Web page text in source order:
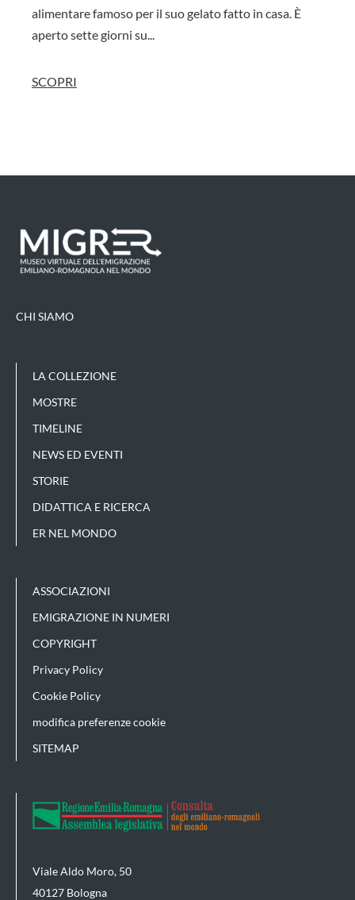
alimentare famoso per il suo gelato fatto in casa. È
aperto sette giorni su...
SCOPRI
CHI SIAMO
LA COLLEZIONE
MOSTRE
TIMELINE
NEWS ED EVENTI
STORIE
DIDATTICA E RICERCA
ER NEL MONDO
ASSOCIAZIONI
EMIGRAZIONE IN NUMERI
COPYRIGHT
Privacy Policy
Cookie Policy
modifica preferenze cookie
SITEMAP
Viale Aldo Moro, 50
40127 Bologna